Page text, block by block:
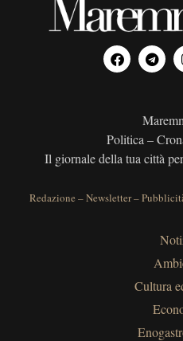
Politica –
Il giornale della tua città
Redazione –Newsletter–
Cultura